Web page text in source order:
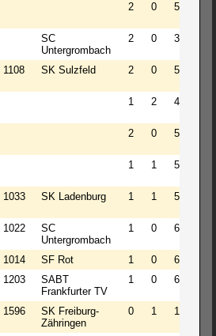
2 0 5
SC
Untergrombach
2 0 3
1108 SK Sulzfeld 2 0 5
1 2 4
2 0 5
1 1 5
1033 SK Ladenburg 1 1 5
1022
SC
Untergrombach
1 0 6
1014 SF Rot 1 0 6
1203
SABT
Frankfurter TV
1 0 6
1596
SK Freiburg-
Zähringen
0 1 1